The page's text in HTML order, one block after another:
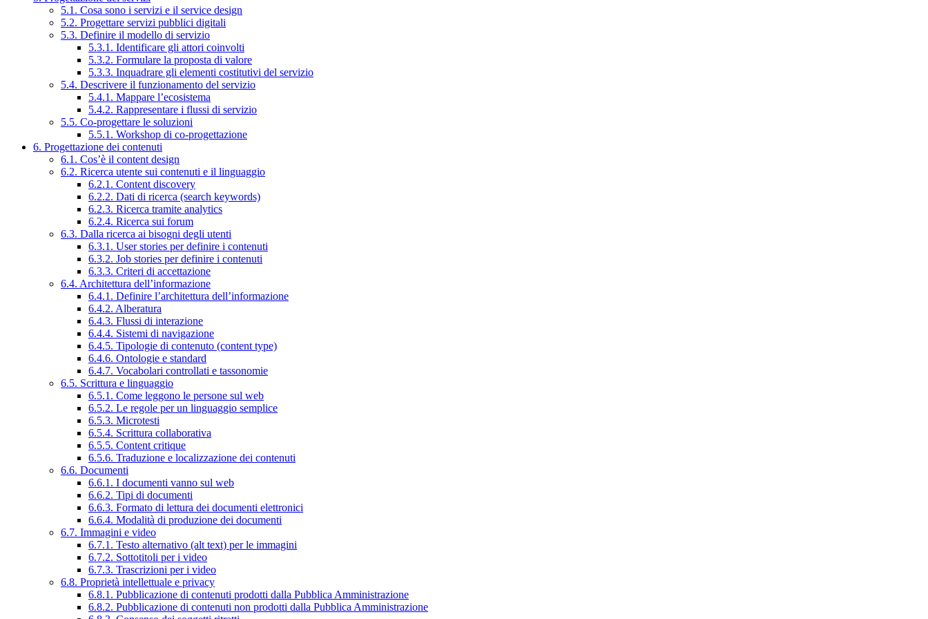
5.1. Cosa sono i servizi e il service design
5.2. Progettare servizi pubblici digitali
5.3. Definire il modello di servizio
5.3.1. Identificare gli attori coinvolti
5.3.2. Formulare la proposta di valore
5.3.3. Inquadrare gli elementi costitutivi del servizio
5.4. Descrivere il funzionamento del servizio
5.4.1. Mappare l’ecosistema
5.4.2. Rappresentare i flussi di servizio
5.5. Co-progettare le soluzioni
5.5.1. Workshop di co-progettazione
6. Progettazione dei contenuti
6.1. Cos’è il content design
6.2. Ricerca utente sui contenuti e il linguaggio
6.2.1. Content discovery
6.2.2. Dati di ricerca (search keywords)
6.2.3. Ricerca tramite analytics
6.2.4. Ricerca sui forum
6.3. Dalla ricerca ai bisogni degli utenti
6.3.1. User stories per definire i contenuti
6.3.2. Job stories per definire i contenuti
6.3.3. Criteri di accettazione
6.4. Architettura dell’informazione
6.4.1. Definire l’architettura dell’informazione
6.4.2. Alberatura
6.4.3. Flussi di interazione
6.4.4. Sistemi di navigazione
6.4.5. Tipologie di contenuto (content type)
6.4.6. Ontologie e standard
6.4.7. Vocabolari controllati e tassonomie
6.5. Scrittura e linguaggio
6.5.1. Come leggono le persone sul web
6.5.2. Le regole per un linguaggio semplice
6.5.3. Microtesti
6.5.4. Scrittura collaborativa
6.5.5. Content critique
6.5.6. Traduzione e localizzazione dei contenuti
6.6. Documenti
6.6.1. I documenti vanno sul web
6.6.2. Tipi di documenti
6.6.3. Formato di lettura dei documenti elettronici
6.6.4. Modalità di produzione dei documenti
6.7. Immagini e video
6.7.1. Testo alternativo (alt text) per le immagini
6.7.2. Sottotitoli per i video
6.7.3. Trascrizioni per i video
6.8. Proprietà intellettuale e privacy
6.8.1. Pubblicazione di contenuti prodotti dalla Pubblica Amministrazione
6.8.2. Pubblicazione di contenuti non prodotti dalla Pubblica Amministrazione